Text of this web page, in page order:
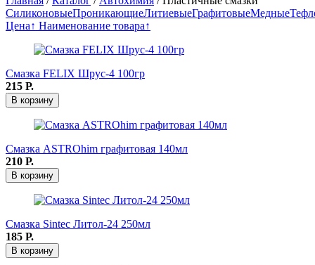
СиликоновыеПроникающиеЛитиевыеГрафитовыеМедные
Цена↑ Наименование товара↑
Смазка FELIX Шрус-4 100гр
215 Р.
В корзину
Смазка ASTROhim графитовая 140мл
210 Р.
В корзину
Смазка Sintec Литол-24 250мл
185 Р.
В корзину